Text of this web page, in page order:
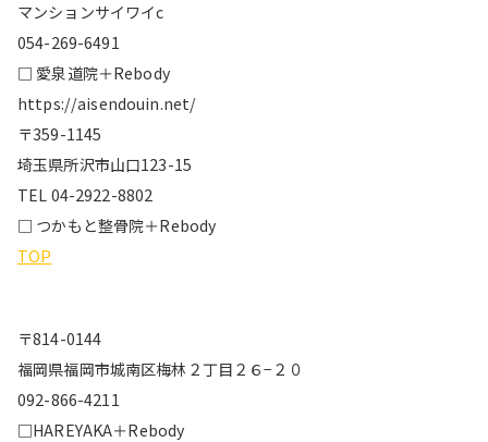
マンションサイワイc
054-269-6491
□ 愛泉道院＋Rebody
https://aisendouin.net/
〒359-1145
埼玉県所沢市山口123-15
TEL 04-2922-8802
□ つかもと整骨院＋Rebody
TOP
〒814-0144
福岡県福岡市城南区梅林２丁目２６−２０
092-866-4211
□HAREYAKA＋Rebody